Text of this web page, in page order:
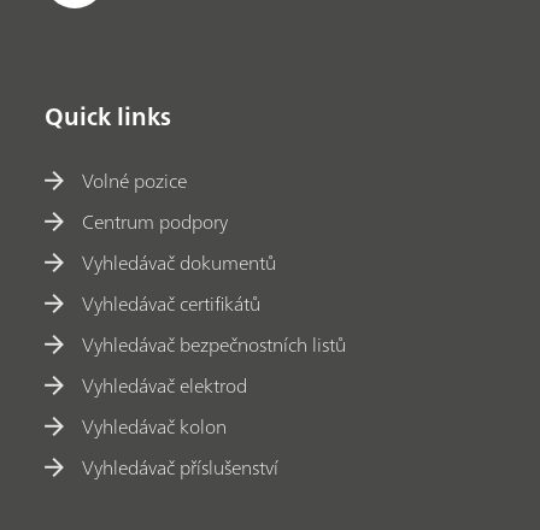
Quick links
Volné pozice
Centrum podpory
Vyhledávač dokumentů
Vyhledávač certifikátů
Vyhledávač bezpečnostních listů
Vyhledávač elektrod
Vyhledávač kolon
Vyhledávač příslušenství